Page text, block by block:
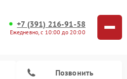
+7 (391) 216-91-58
Ежедневно, с 10:00 до 20:00
Позвонить